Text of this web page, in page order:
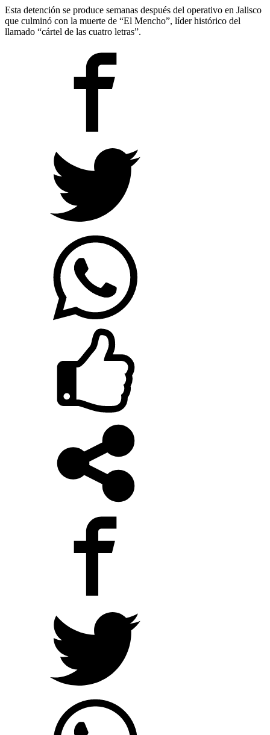
Esta detención se produce semanas después del operativo en Jalisco
que culminó con la muerte de “El Mencho”, líder histórico del
llamado “cártel de las cuatro letras”.